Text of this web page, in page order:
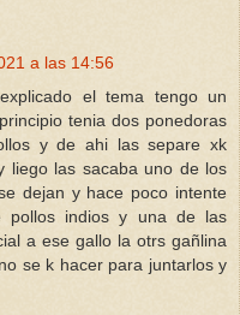
a las 14:56
el tema tengo un
tenia dos ponedoras
y de ahi las separe xk
liego las sacaba uno de los
dejan y hace poco intente
pollos indios y una de las
a ese gallo la otrs gañlina
se k hacer para juntarlos y